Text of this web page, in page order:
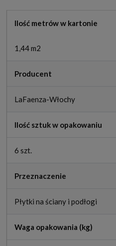
Ilość metrów w kartonie
1,44 m2
Producent
LaFaenza-Włochy
Ilość sztuk w opakowaniu
6 szt.
Przeznaczenie
Płytki na ściany i podłogi
Waga opakowania (kg)